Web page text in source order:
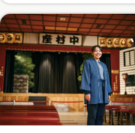
の学生、キャリアセンター職員が
大谷大学のキャリア形成支援の魅
力を語りあいました。